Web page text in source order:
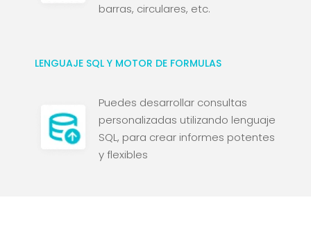
barras, circulares, etc.
LENGUAJE SQL Y MOTOR DE FORMULAS
Puedes desarrollar consultas
personalizadas utilizando lenguaje
SQL, para crear informes potentes
y flexibles